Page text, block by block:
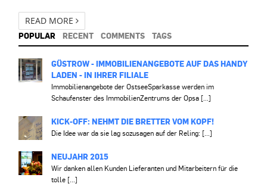
READ MORE
POPULAR RECENT COMMENTS TAGS
GÜSTROW - IMMOBILIENANGEBOTE AUF DAS HANDY
LADEN - IN IHRER FILIALE
Immobilienangebote der OstseeSparkasse werden im
Schaufenster des ImmobilienZentrums der Opsa [...]
KICK-OFF: NEHMT DIE BRETTER VOM KOPF!
Die Idee war da sie lag sozusagen auf der Reling: [...]
NEUJAHR 2015
Wir danken allen Kunden Lieferanten und Mitarbeitern für die
tolle [...]